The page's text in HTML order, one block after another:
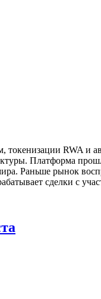
токенизации RWA и
Платформа
Раньше рынок
сделки с